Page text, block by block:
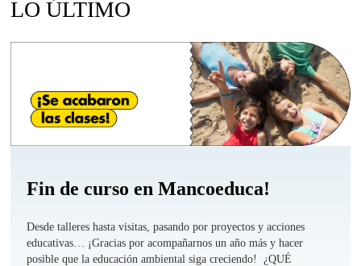
LO ÚLTIMO
Fin de curso en Mancoeduca!
Desde talleres hasta visitas, pasando por proyectos y acciones
educativas… ¡Gracias por acompañarnos un año más y hacer
posible que la educación ambiental siga creciendo! ¿QUÉ